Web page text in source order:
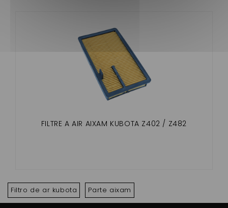
FILTRE A AIR AIXAM KUBOTA Z402 / Z482
Filtro de ar kubota Parte aixam